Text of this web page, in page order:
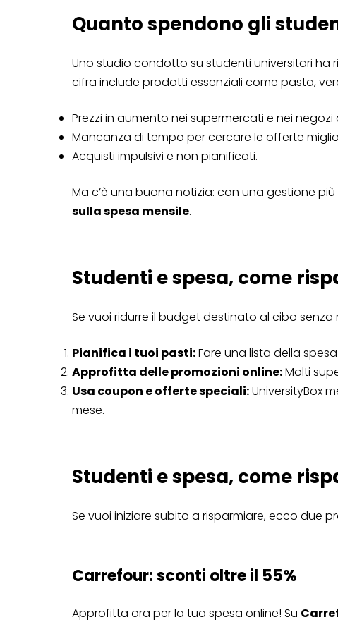
Quanto spendono gli
Uno studio condotto su studenti universitari ha
cifra include prodotti essenziali come pasta,
Prezzi in aumento nei supermercati e nei negozi
Mancanza di tempo per cercare le offerte
Acquisti impulsivi e non pianificati.
Ma c’è una buona notizia: con una gestione
sulla spesa mensile.
Studenti e spesa, come
Se vuoi ridurre il budget destinato al cibo
Pianifica i tuoi pasti:Fare una lista della
Approfitta delle promozioni online:Molti
Usa coupon e offerte speciali:UniversityBox
mese.
Studenti e spesa, come
Se vuoi iniziare subito a risparmiare, ecco due
Carrefour: sconti oltre il 55%
Approfitta ora per la tua spesa online! Su